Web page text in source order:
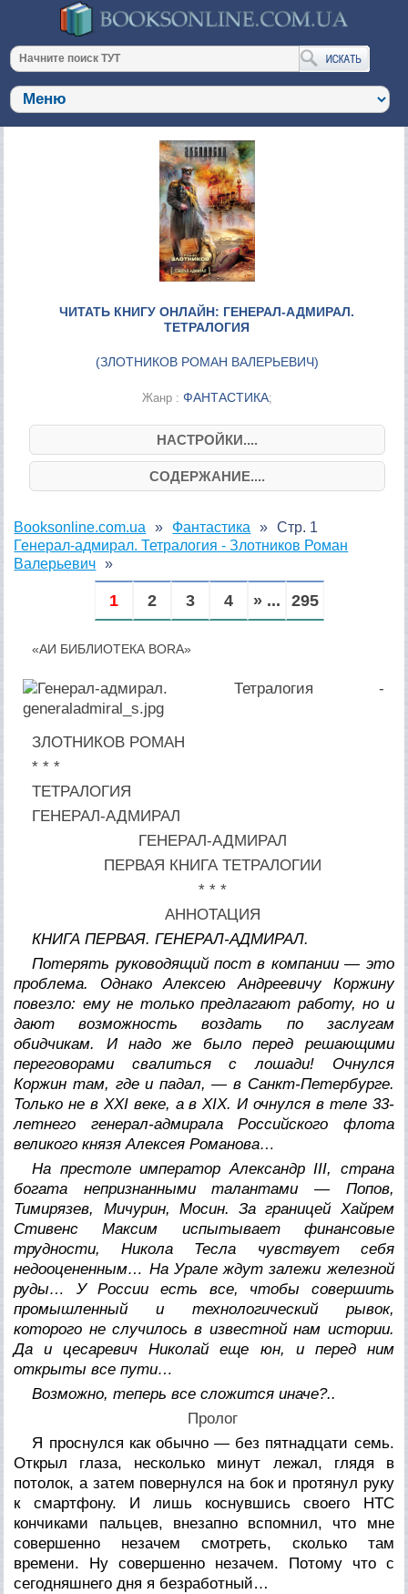
ЧИТАТЬ КНИГУ ОНЛАЙН: ГЕНЕРАЛ-АДМИРАЛ.
ТЕТРАЛОГИЯ
(ЗЛОТНИКОВ РОМАН ВАЛЕРЬЕВИЧ)
Жанр : ФАНТАСТИКА;
НАСТРОЙКИ....
СОДЕРЖАНИЕ....
Booksonline.com.ua
Фантастика
Генерал-адмирал. Тетралогия - Злотников Роман
Валерьевич
Стр. 1
1 2 3 4 » ... 295
«АИ БИБЛИОТЕКА BORA»
ЗЛОТНИКОВ РОМАН
* * *
ТЕТРАЛОГИЯ
ГЕНЕРАЛ-АДМИРАЛ
ГЕНЕРАЛ-АДМИРАЛ
ПЕРВАЯ КНИГА ТЕТРАЛОГИИ
* * *
АННОТАЦИЯ
КНИГА ПЕРВАЯ. ГЕНЕРАЛ-АДМИРАЛ.
Потерять руководящий пост в компании — это
проблема. Однако Алексею Андреевичу Коржину
повезло: ему не только предлагают работу, но и
дают возможность воздать по заслугам
обидчикам. И надо же было перед решающими
переговорами свалиться с лошади! Очнулся
Коржин там, где и падал, — в Санкт-Петербурге.
Только не в XXI веке, а в XIX. И очнулся в теле 33-
летнего генерал-адмирала Российского флота
великого князя Алексея Романова…
На престоле император Александр III, страна
богата непризнанными талантами — Попов,
Тимирязев, Мичурин, Мосин. За границей Хайрем
Стивенс Максим испытывает финансовые
трудности, Никола Тесла чувствует себя
недооцененным… На Урале ждут залежи железной
руды… У России есть все, чтобы совершить
промышленный и технологический рывок,
которого не случилось в известной нам истории.
Да и цесаревич Николай еще юн, и перед ним
открыты все пути…
Возможно, теперь все сложится иначе?..
Пролог
Я проснулся как обычно — без пятнадцати семь.
Открыл глаза, несколько минут лежал, глядя в
потолок, а затем повернулся на бок и протянул руку
к смартфону. И лишь коснувшись своего НТС
кончиками пальцев, внезапно вспомнил, что мне
совершенно незачем смотреть, сколько там
времени. Ну совершенно незачем. Потому что с
сегодняшнего дня я безработный…